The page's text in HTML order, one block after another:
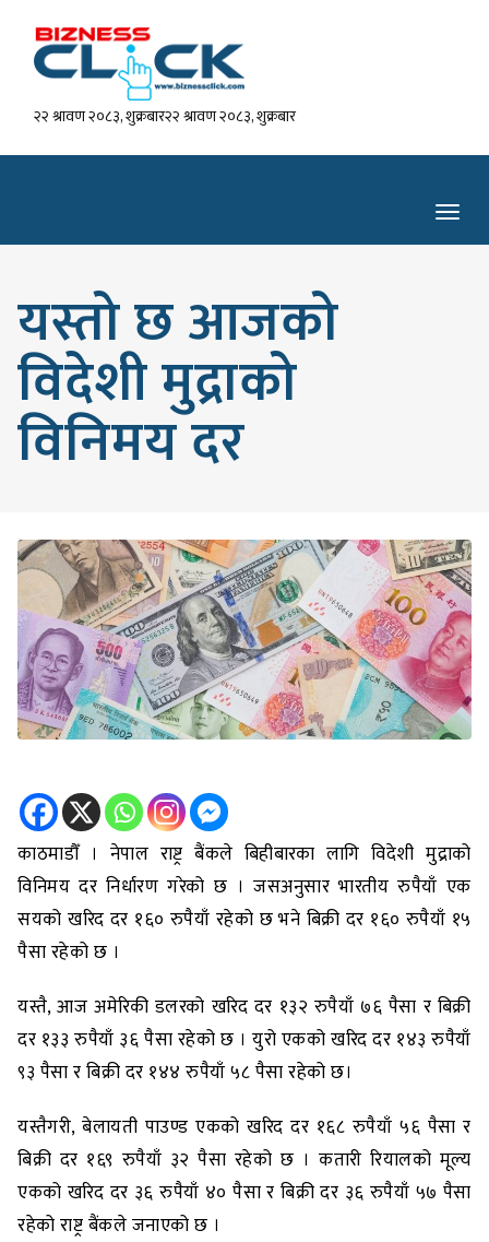
२२ श्रावण २०८३, शुक्रबार२२ श्रावण २०८३, शुक्रबार
यस्तो छ आजको
विदेशी मुद्राको
विनिमय दर
काठमाडौँ । नेपाल राष्ट्र बैंकले बिहीबारका लागि विदेशी मुद्राको
विनिमय दर निर्धारण गरेको छ । जसअनुसार भारतीय रुपैयाँ एक
सयको खरिद दर १६० रुपैयाँ रहेको छ भने बिक्री दर १६० रुपैयाँ १५
पैसा रहेको छ ।
यस्तै, आज अमेरिकी डलरको खरिद दर १३२ रुपैयाँ ७६ पैसा र बिक्री
दर १३३ रुपैयाँ ३६ पैसा रहेको छ । युरो एकको खरिद दर १४३ रुपैयाँ
९३ पैसा र बिक्री दर १४४ रुपैयाँ ५८ पैसा रहेको छ।
यस्तैगरी, बेलायती पाउण्ड एकको खरिद दर १६८ रुपैयाँ ५६ पैसा र
बिक्री दर १६९ रुपैयाँ ३२ पैसा रहेको छ । कतारी रियालको मूल्य
एकको खरिद दर ३६ रुपैयाँ ४० पैसा र बिक्री दर ३६ रुपैयाँ ५७ पैसा
रहेको राष्ट्र बैंकले जनाएको छ ।